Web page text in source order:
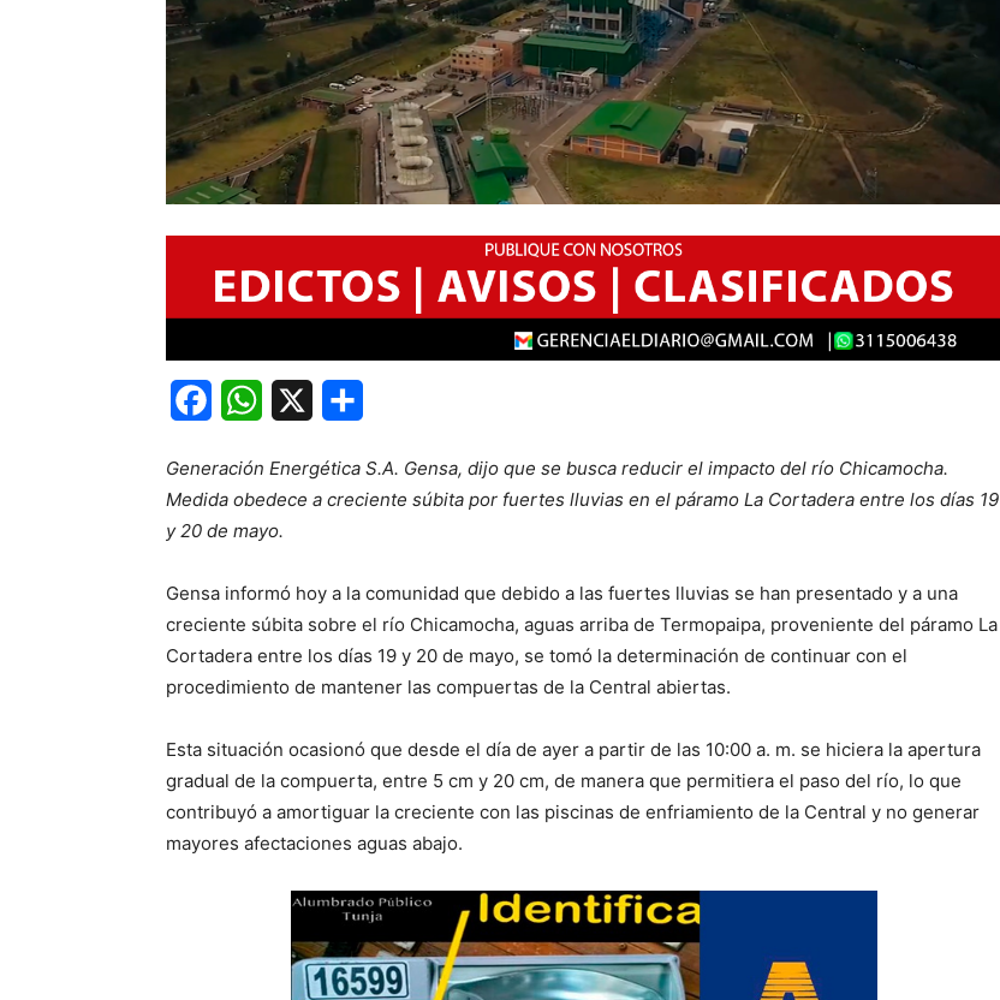
FacebookWhatsApp
Generación Energética S.A. Gensa, dijo que se busca reducir el impacto del río Chicamocha.
Medida obedece a creciente súbita por fuertes lluvias en el páramo La Cortadera entre los días 19
y 20 de mayo.
Gensa informó hoy a la comunidad que debido a las fuertes lluvias se han presentado y a una
creciente súbita sobre el río Chicamocha, aguas arriba de Termopaipa, proveniente del páramo La
Cortadera entre los días 19 y 20 de mayo, se tomó la determinación de continuar con el
procedimiento de mantener las compuertas de la Central abiertas.
Esta situación ocasionó que desde el día de ayer a partir de las 10:00 a. m. se hiciera la apertura
gradual de la compuerta, entre 5 cm y 20 cm, de manera que permitiera el paso del río, lo que
contribuyó a amortiguar la creciente con las piscinas de enfriamiento de la Central y no generar
mayores afectaciones aguas abajo.